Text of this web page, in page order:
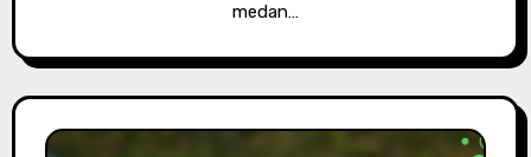
medan…